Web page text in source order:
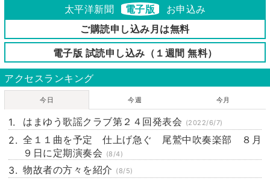
太平洋新聞 電子版
お申込み
ご購読申し込み月は無料
電子版 試読申し込み（１週間 無料）
アクセスランキング
今日 今週 今月
はまゆう歌謡クラブ第２４回発表会 (2022/6/7)
全１１曲を予定 仕上げ急ぐ 尾鷲中吹奏楽部 ８月
９日に定期演奏会 (8/4)
物故者の方々を紹介 (8/5)